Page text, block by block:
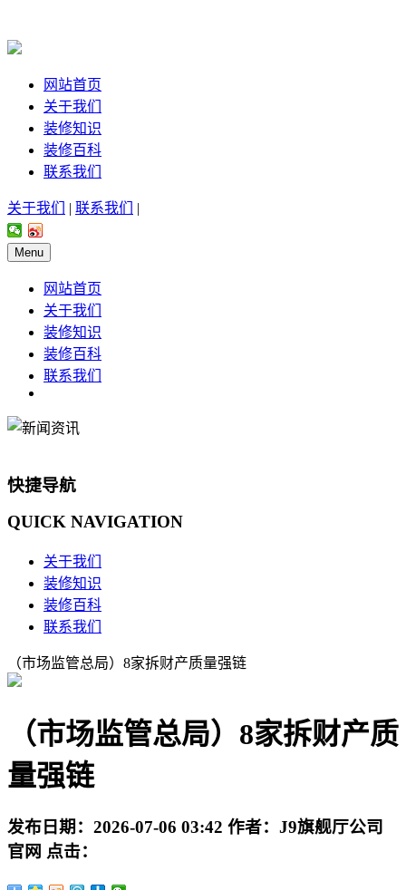
网站首页
关于我们
装修知识
装修百科
联系我们
关于我们 | 联系我们 |
Menu
网站首页
关于我们
装修知识
装修百科
联系我们
快捷导航
QUICK NAVIGATION
关于我们
装修知识
装修百科
联系我们
（市场监管总局）8家拆财产质量强链
（市场监管总局）8家拆财产质
量强链
发布日期： 2026-07-06 03:42 作者： J9旗舰厅公司
官网 点击：